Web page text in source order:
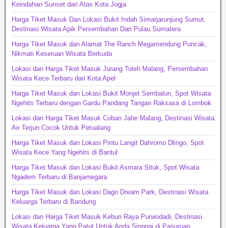
Keindahan Sunset dari Atas Kota Jogja
Harga Tiket Masuk Dan Lokasi Bukit Indah Simarjarunjung Sumut,
Destinasi Wisata Apik Persembahan Dari Pulau Sumatera
Harga Tiket Masuk dan Alamat The Ranch Megamendung Puncak,
Nikmati Keseruan Wisata Berkuda
Lokasi dan Harga Tiket Masuk Jurang Toleh Malang, Persembahan
Wisata Kece Terbaru dari Kota Apel
Harga Tiket Masuk dan Lokasi Bukit Monjet Sembalun, Spot Wisata
Ngehits Terbaru dengan Gardu Pandang Tangan Raksasa di Lombok
Lokasi dan Harga Tiket Masuk Coban Jahe Malang, Destinasi Wisata
Air Terjun Cocok Untuk Petualang
Harga Tiket Masuk dan Lokasi Pintu Langit Dahromo Dlingo, Spot
Wisata Kece Yang Ngehits di Bantul
Harga Tiket Masuk dan Lokasi Bukit Asmara Situk, Spot Wisata
Ngadem Terbaru di Banjarnegara
Harga Tiket Masuk dan Lokasi Dago Dream Park, Destinasi Wisata
Keluarga Terbaru di Bandung
Lokasi dan Harga Tiket Masuk Kebun Raya Purwodadi, Destinasi
Wisata Keluarga Yang Patut Untuk Anda Singgai di Pasuruan